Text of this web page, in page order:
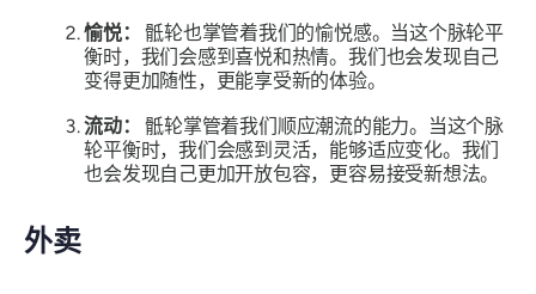
愉悦：
骶轮也掌管着我们的愉悦感。当这个脉轮平
衡时，我们会感到喜悦和热情。我们也会发现自己
变得更加随性，更能享受新的体验。
流动：骶轮掌管着我们顺应潮流的能力。当这个脉
轮平衡时，我们会感到灵活，能够适应变化。我们
也会发现自己更加开放包容，更容易接受新想法。
外卖